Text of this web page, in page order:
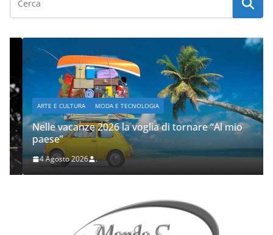
ARTE E CULTURA MODA E TECNOLOGIA
Nelle vacanze 2026 la voglia di tornare “Al mio
paese”
4 Agosto 2026 .